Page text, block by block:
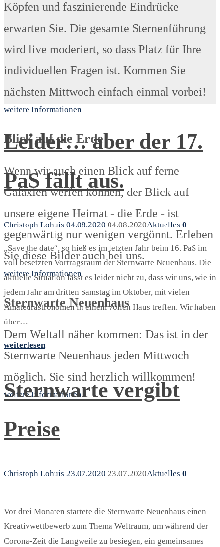
Köpfen und faszinierende Eindrücke
erwarten Sie. Die gesamte Sternenführung
wird live moderiert, so dass Platz für Ihre
individuellen Fragen ist. Kommen Sie
nächsten Mittwoch einfach einmal vorbei!
weitere Informationen
Blick auf die Erde
Wenn wir auch einen Blick auf ferne
Galaxien werfen können, der Blick auf
unsere eigene Heimat - die Erde - ist
gegenwärtig nur wenigen vergönnt. Erleben
Sie diese Bilder auch bei uns.
weitere Informationen
Sternwarte Neuenhaus
Dem Weltall näher kommen: Das ist in der
Sternwarte Neuenhaus jeden Mittwoch
möglich. Sie sind herzlich willkommen!
weitere Informationen
Leider… aber der 17.
PaS fällt aus.
Christoph Lohuis 04.08.2020 04.08.2020Aktuelles 0
„Save the date“, so hieß es im letzten Jahr beim 16. PaS im
voll besetzten Vortragsraum der Sternwarte Neuenhaus. Die
aktuelle Situation lässt es leider nicht zu, dass wir uns, wie in
jedem Jahr am dritten Samstag im Oktober, mit vielen
Amateurastronomen in einem vollen Haus treffen. Wir haben
über…
weiterlesen
Sternwarte vergibt
Preise
Christoph Lohuis 23.07.2020 23.07.2020Aktuelles 0
Vor drei Monaten startete die Sternwarte Neuenhaus einen
Kreativwettbewerb zum Thema Weltraum, um während der
Corona-Zeit die Langweile zu besiegen, ein gemeinsames